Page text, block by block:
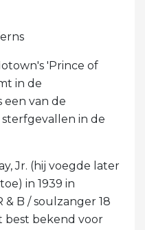
'Prince of
in de
van de
in de
Jr. (hij voegde later
in 1939 in
& B / soulzanger 18
best bekend voor